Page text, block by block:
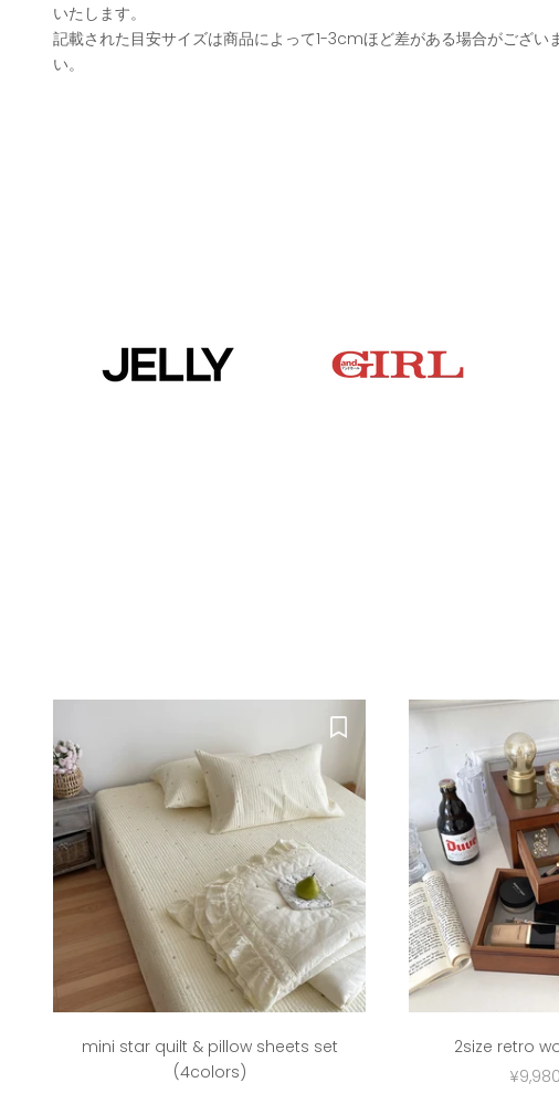
いたします。
記載された目安サイズは商品によって1-3cmほど差がある場合がござい
い。
mini star quilt & pillow sheets set
(4colors)
2size retro
セー